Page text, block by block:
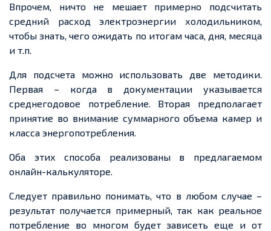
Впрочем, ничто не мешает примерно подсчитать
средний расход электроэнергии холодильником,
чтобы знать, чего ожидать по итогам часа, дня, месяца
и т.п.
Для подсчета можно использовать две методики.
Первая – когда в документации указывается
среднегодовое потребление. Вторая предполагает
принятие во внимание суммарного объема камер и
класса энергопотребления.
Оба этих способа реализованы в предлагаемом
онлайн-калькуляторе.
Следует правильно понимать, что в любом случае –
результат получается примерный, так как реальное
потребление во многом будет зависеть еще и от